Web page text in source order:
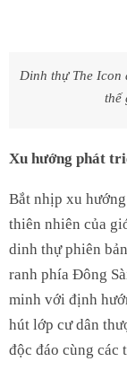
Dinh thự The Icon
thế
Xu hướng phát
Bắt nhịp xu
thiên nhiên của
dinh thự phiên
ranh phía Đông
minh với định
hút lớp cư dân
độc đáo cùng các